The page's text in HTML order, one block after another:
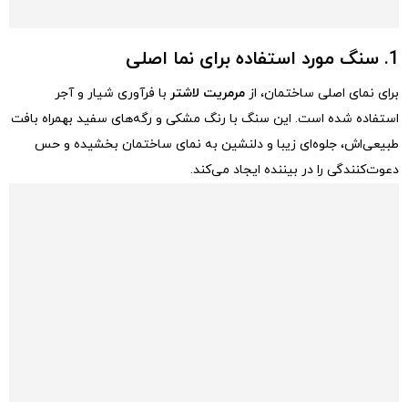
1. سنگ مورد استفاده برای نما اصلی
برای نمای اصلی ساختمان، از مرمریت لاشتر با فرآوری شیار و آجر
استفاده شده است. این سنگ با رنگ مشکی و رگه‌های سفید بهمراه بافت
طبیعی‌اش، جلوه‌ای زیبا و دلنشین به نمای ساختمان بخشیده و حس
دعوت‌کنندگی را در بیننده ایجاد‌ می‌کند.